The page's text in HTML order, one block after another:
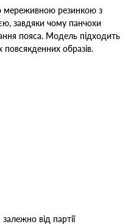
мереживною резинкою з
завдяки чому панчохи
пояса. Модель підходить
повсякденних образів.
від партії